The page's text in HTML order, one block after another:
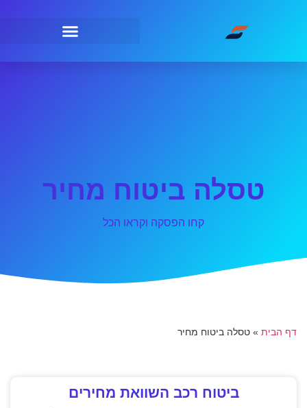
טסלה ביטוח מחיר
קחו הפסקה וקראו הכל
דף הבית » טסלה ביטוח מחיר
ביטוח רכב השוואת מחירים